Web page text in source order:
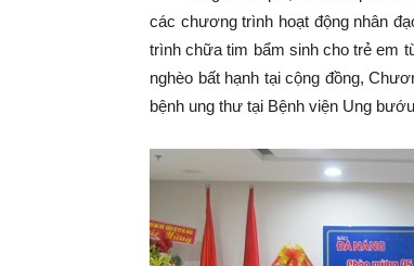
các chương trình hoạt động nhân
trình chữa tim bẩm sinh cho trẻ em
nghèo bất hạnh tại cộng đồng,
bệnh ung thư tại Bệnh viện Ung